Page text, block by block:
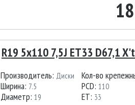
R19 5x110 7,5J ET33 D67,1
Производитель: Диски
Ширина: 7.5
Диаметр: 19
Кол-во
PCD: 110
ET: 33